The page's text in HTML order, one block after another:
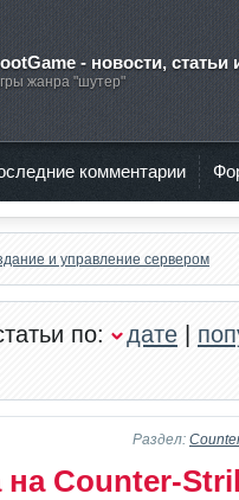
- новости, статьи
жанра "шутер"
комментарии
и управление сервером
по: дате
Раздел:
Counter-